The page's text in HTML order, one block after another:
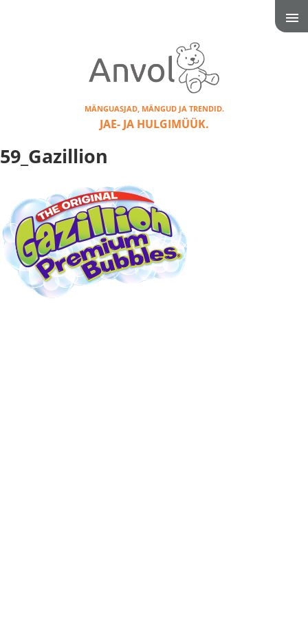
MÄNGUASJAD, MÄNGUD JA TRENDID.
JAE- JA HULGIMÜÜK.
59_Gazillion